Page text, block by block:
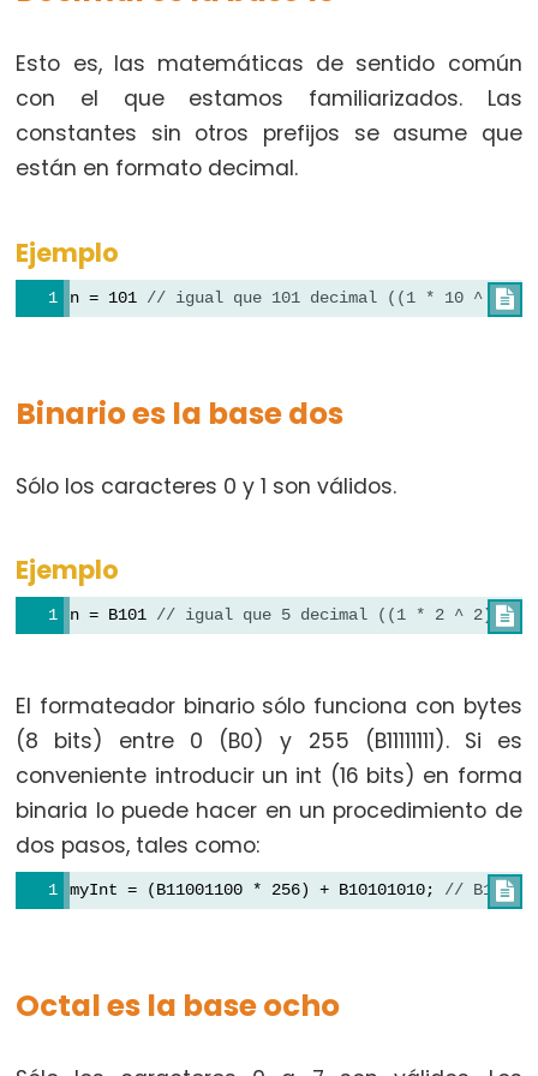
byte
double
float
string
String()
unsigned
int
long
Constants
Floating
Point
Constants
Constantes
enteras
Variable
Esto es, las matemáticas de sentido común
con el que estamos familiarizados. Las
constantes sin otros prefijos se asume que
están en formato decimal.
Ejemplo

n = 101 // igual que 101 decimal ((1 * 10 ^ 2)
Binario es la base dos
Sólo los caracteres 0 y 1 son válidos.
Ejemplo

n = B101 // igual que 5 decimal ((1 * 2 ^ 2) +
El formateador binario sólo funciona con bytes
(8 bits) entre 0 (B0) y 255 (B11111111). Si es
conveniente introducir un int (16 bits) en forma
binaria lo puede hacer en un procedimiento de
dos pasos, tales como:

myInt = (B11001100 * 256) + B10101010; //
Octal es la base ocho